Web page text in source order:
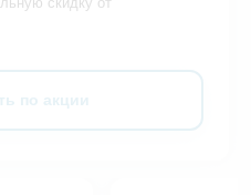
по акции